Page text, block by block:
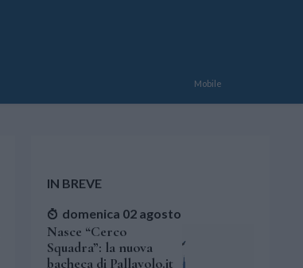
Mobile
IN BREVE
domenica 02 agosto
Nasce “Cerco
Squadra”: la nuova
bacheca di Pallavolo.it